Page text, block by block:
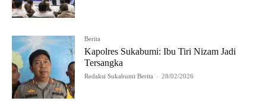
Berita
Kapolres Sukabumi: Ibu Tiri Nizam Jadi
Tersangka
Redaksi Sukabumi Berita - 28/02/2026